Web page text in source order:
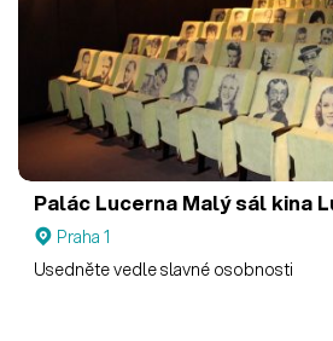
Palác Lucerna Malý sál kina
Praha 1
Usedněte vedle slavné osobnosti